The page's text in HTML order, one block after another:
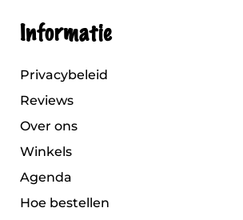
Informatie
Privacybeleid
Reviews
Over ons
Winkels
Agenda
Hoe bestellen